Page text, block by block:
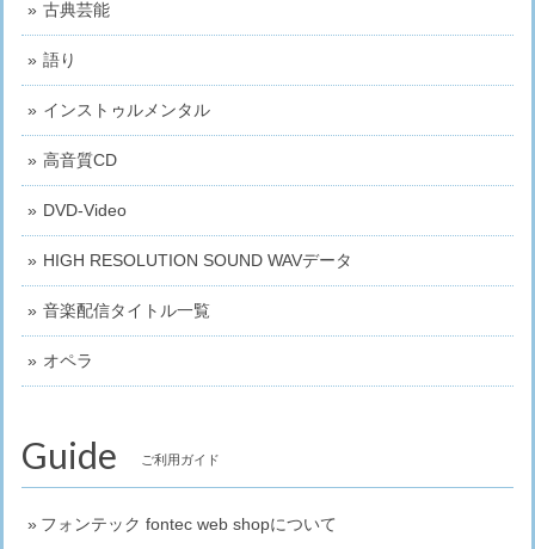
古典芸能
語り
インストゥルメンタル
高音質CD
DVD-Video
HIGH RESOLUTION SOUND WAVデータ
音楽配信タイトル一覧
オペラ
Guide ご利用ガイド
フォンテック fontec web shopについて